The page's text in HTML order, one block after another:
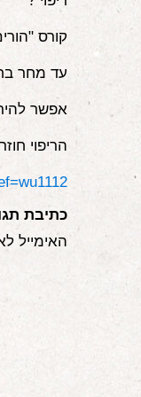
קורס "הורים מרפאים"
עד מחר
אפשר
הריפוי
כתיבת
האימייל